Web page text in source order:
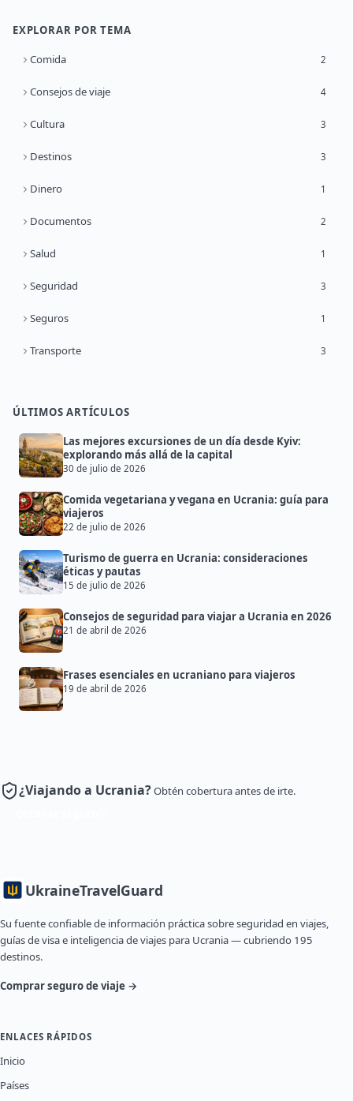
EXPLORAR POR TEMA
Comida 2
Consejos de viaje 4
Cultura 3
Destinos 3
Dinero 1
Documentos 2
Salud 1
Seguridad 3
Seguros 1
Transporte 3
ÚLTIMOS ARTÍCULOS
Las mejores excursiones de un día desde Kyiv:
explorando más allá de la capital
30 de julio de 2026
Comida vegetariana y vegana en Ucrania: guía para
viajeros
22 de julio de 2026
Turismo de guerra en Ucrania: consideraciones
éticas y pautas
15 de julio de 2026
Consejos de seguridad para viajar a Ucrania en 2026
21 de abril de 2026
Frases esenciales en ucraniano para viajeros
19 de abril de 2026
¿Viajando a Ucrania?Obtén cobertura antes de irte.
UkraineTravelGuard
Su fuente confiable de información práctica sobre seguridad en viajes,
guías de visa e inteligencia de viajes para Ucrania — cubriendo 195
destinos.
Comprar seguro de viaje →
ENLACES RÁPIDOS
Inicio
Países